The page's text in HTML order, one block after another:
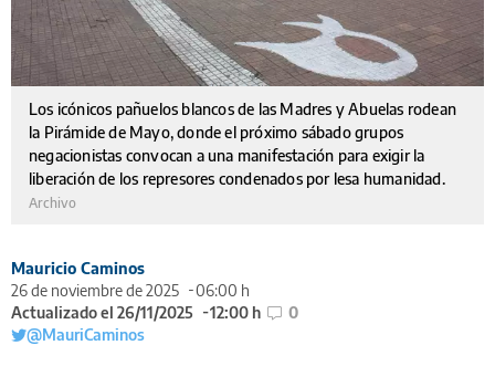
Los icónicos pañuelos blancos de las Madres y Abuelas rodean
la Pirámide de Mayo, donde el próximo sábado grupos
negacionistas convocan a una manifestación para exigir la
liberación de los represores condenados por lesa humanidad.
Archivo
Mauricio Caminos
26 de noviembre de 2025
06:00 h
Actualizado el 26/11/2025
12:00 h
0
@MauriCaminos